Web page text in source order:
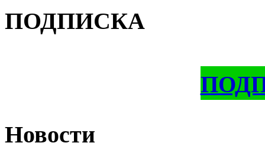
ПОДПИСКА
Новости